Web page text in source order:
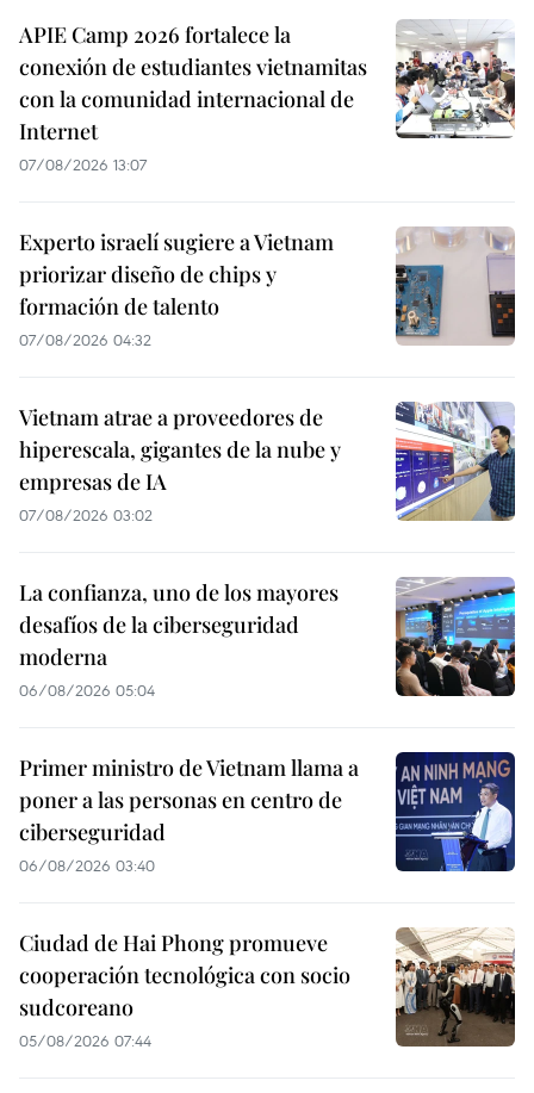
APIE Camp 2026 fortalece la
conexión de estudiantes vietnamitas
con la comunidad internacional de
Internet
07/08/2026 13:07
Experto israelí sugiere a Vietnam
priorizar diseño de chips y
formación de talento
07/08/2026 04:32
Vietnam atrae a proveedores de
hiperescala, gigantes de la nube y
empresas de IA
07/08/2026 03:02
La confianza, uno de los mayores
desafíos de la ciberseguridad
moderna
06/08/2026 05:04
Primer ministro de Vietnam llama a
poner a las personas en centro de
ciberseguridad
06/08/2026 03:40
Ciudad de Hai Phong promueve
cooperación tecnológica con socio
sudcoreano
05/08/2026 07:44